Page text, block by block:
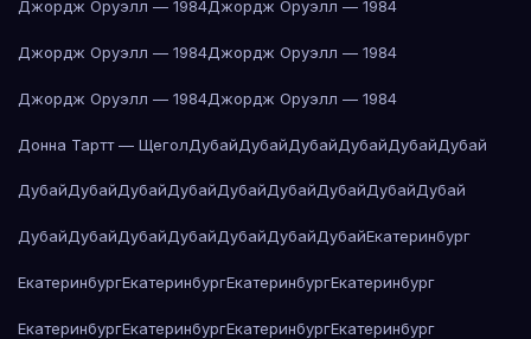
Джордж Оруэлл — 1984Джордж Оруэлл — 1984
Джордж Оруэлл — 1984Джордж Оруэлл — 1984
Джордж Оруэлл — 1984Джордж Оруэлл — 1984
Донна Тартт — ЩеголДубайДубайДубайДубайДубайДубай
ДубайДубайДубайДубайДубайДубайДубайДубайДубай
ДубайДубайДубайДубайДубайДубайДубайЕкатеринбург
ЕкатеринбургЕкатеринбургЕкатеринбургЕкатеринбург
ЕкатеринбургЕкатеринбургЕкатеринбургЕкатеринбург